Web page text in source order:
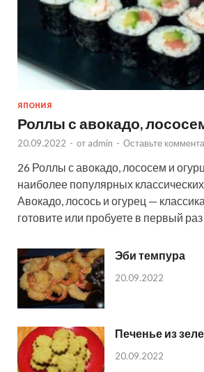
ЯПОНИЯ
Роллы с авокадо,
20.09.2022 - от admin - Оставьте
26 Роллы с авокадо, лососем и
наиболее популярных
Авокадо, лосось и огурец —
готовите или пробуете в первый
Эби темпура
20.09.2022
Печенье из
20.09.2022